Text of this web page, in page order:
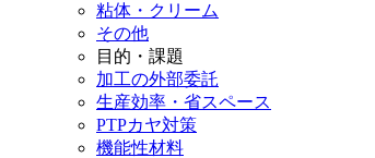
粘体・クリーム
その他
目的・課題
加工の外部委託
生産効率・省スペース
PTPカヤ対策
機能性材料